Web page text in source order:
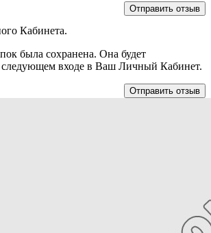
Отправить отзыв
Кабинета.
была сохранена. Она будет
следующем входе в Ваш Личный Кабинет.
Отправить отзыв